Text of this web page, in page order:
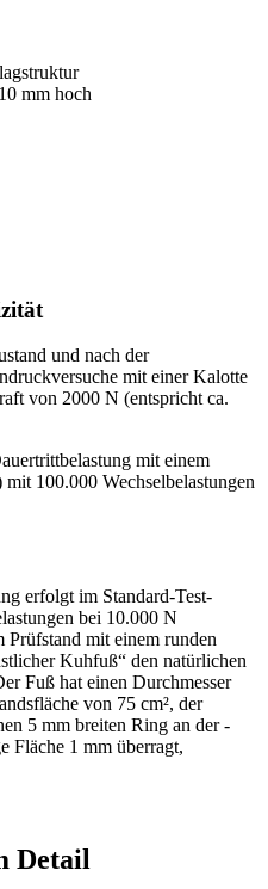
mm hoch
und nach der
mit einer Kalotte
von 2000 N (entspricht ca.
mit einem
100.000 Wechselbelastungen
erfolgt im Standard-Test­
bei 10.000 N
Prüfstand mit einem runden
Kuhfuß“ den natür­lichen
Fuß hat einen Durchmesser
von 75 cm², der
5 mm breiten Ring an der
Fläche 1 mm überragt,
Detail